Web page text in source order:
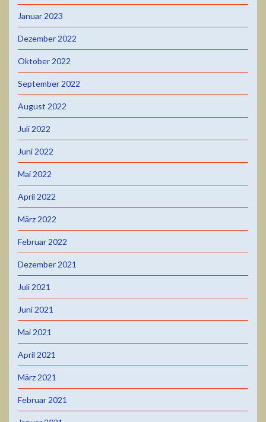
Januar 2023
Dezember 2022
Oktober 2022
September 2022
August 2022
Juli 2022
Juni 2022
Mai 2022
April 2022
März 2022
Februar 2022
Dezember 2021
Juli 2021
Juni 2021
Mai 2021
April 2021
März 2021
Februar 2021